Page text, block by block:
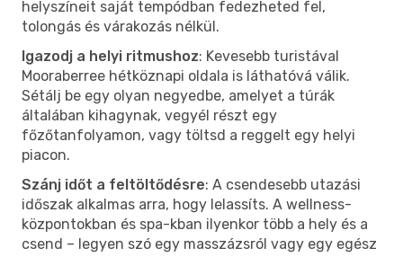
helyszíneit saját tempódban fedezheted fel,
tolongás és várakozás nélkül.
Igazodj a helyi ritmushoz: Kevesebb turistával
Mooraberree hétköznapi oldala is láthatóvá válik.
Sétálj be egy olyan negyedbe, amelyet a túrák
általában kihagynak, vegyél részt egy
főzőtanfolyamon, vagy töltsd a reggelt egy helyi
piacon.
Szánj időt a feltöltődésre: A csendesebb utazási
időszak alkalmas arra, hogy lelassíts. A wellness-
központokban és spa-kban ilyenkor több a hely és a
csend – legyen szó egy masszázsról vagy egy egész